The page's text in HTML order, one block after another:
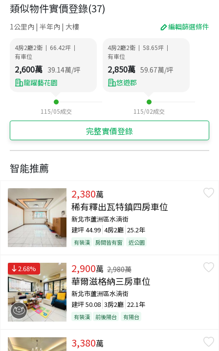
類似物件實價登錄(37)
1公里內 | 半年內 | 大樓 編輯篩選條件
4房2廳2衛 | 66.42坪 |
有車位
2,600萬 39.14萬/坪
龍躍藝花園
115/05成交
4房2廳2衛 | 58.65坪 |
有車位
2,850萬 59.67萬/坪
悠遊郡
115/02成交
完整實價登錄
智能推薦
2,380萬
稀有釋出瓦特鎮四房車位
新北市蘆洲區水湳街
建坪44.99 4房2廳 25.2年
有裝潢 房間皆有窗 近公園
2.68% 2,900萬 2,980萬
華爾滋格納三房車位
新北市蘆洲區水湳街
建坪50.08 3房2廳 22.1年
有裝潢 前後陽台 有陽台
3,380萬